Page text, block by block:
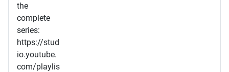
the
complete
series:
https://stud
io.youtube.
com/playlis